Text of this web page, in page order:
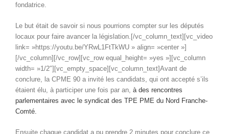
fondatrice.
Le but était de savoir si nous pourrions compter sur les députés
locaux pour faire avancer la législation.[/vc_column_text][vc_video
link= »https://youtu.be/YRwL1FtTkWU » align= »center »]
[/vc_column][/vc_row][vc_row equal_height= »yes »][vc_column
width= »1/2″][vc_empty_space][vc_column_text]Avant de
conclure, la CPME 90 a invité les candidats, qui ont accepté s’ils
étaient élu, à participer une fois par an, à des rencontres
parlementaires avec le syndicat des TPE PME du Nord Franche-
Comté.
Ensuite chaque candidat a pu prendre 2 minutes pour conclure ce